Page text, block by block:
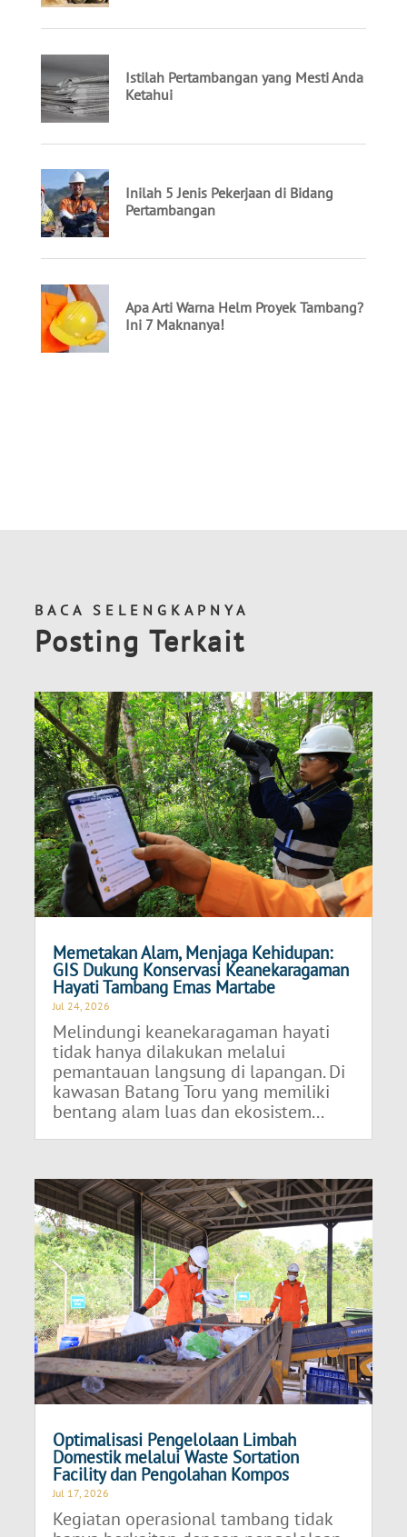
BACA SELENGKAPNYA
Posting Terkait
Memetakan Alam, Menjaga Kehidupan:
GIS Dukung Konservasi Keanekaragaman
Hayati Tambang Emas Martabe
Jul 24, 2026
Melindungi keanekaragaman hayati
tidak hanya dilakukan melalui
pemantauan langsung di lapangan. Di
kawasan Batang Toru yang memiliki
bentang alam luas dan ekosistem...
Optimalisasi Pengelolaan Limbah
Domestik melalui Waste Sortation
Facility dan Pengolahan Kompos
Jul 17, 2026
Kegiatan operasional tambang tidak